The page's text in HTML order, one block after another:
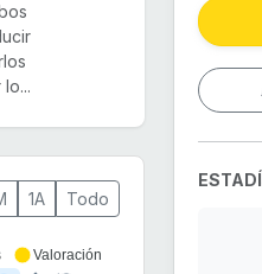
1A Todo
Valoración